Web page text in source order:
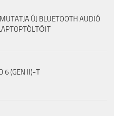
ÚJ BLUETOOTH AUDIÓ
6 (GEN II)-T